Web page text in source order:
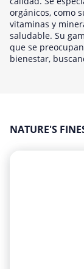
Juegos
Libros y revistas
Medios y
Ordenadores &
orgánicos, como
vitaminas y
saludable. Su
que se
bienestar,
NATURE'S